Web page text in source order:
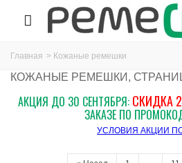
Главная > Кожаные ремешки
КОЖАНЫЕ РЕМЕШКИ,
АКЦИЯ ДО 30 СЕНТЯБРЯ: СКИДКА
ЗАКАЗЕ ПО
УСЛОВИЯ АКЦИИ